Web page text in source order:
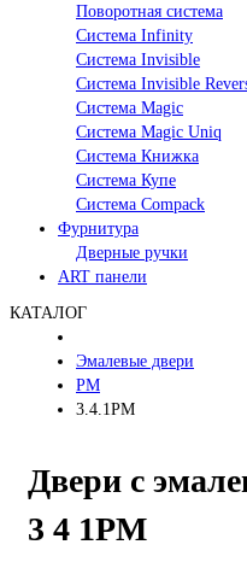
Поворотная система
Система Infinity
Система Invisible
Система Invisible
Система Magic
Система Magic Uniq
Система Книжка
Система Купе
Система Compack
Фурнитура
Дверные ручки
ART панели
КАТАЛОГ
Эмалевые двери
PM
3.4.1PM
Двери с
3 4 1PM